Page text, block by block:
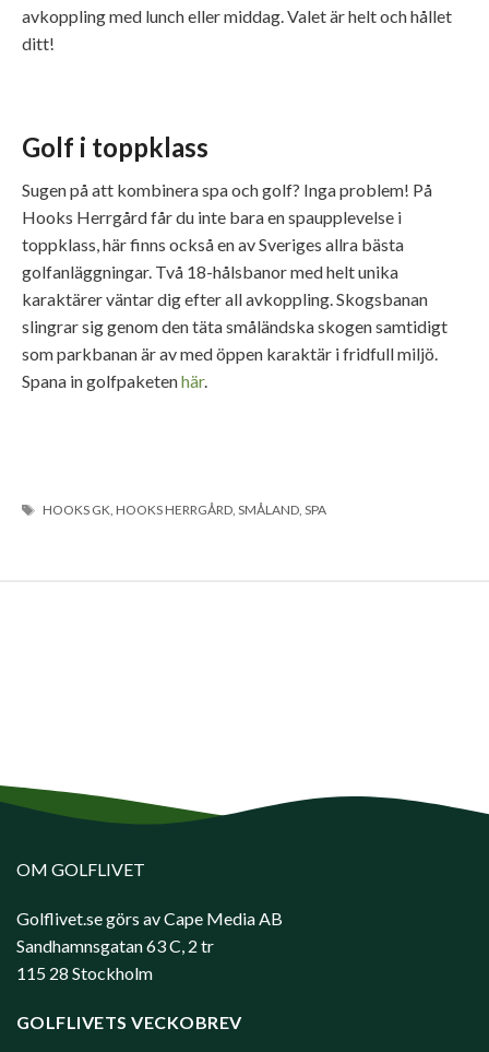
avkoppling med lunch eller middag. Valet är helt och hållet
ditt!
Golf i toppklass
Sugen på att kombinera spa och golf? Inga problem! På
Hooks Herrgård får du inte bara en spaupplevelse i
toppklass, här finns också en av Sveriges allra bästa
golfanläggningar. Två 18-hålsbanor med helt unika
karaktärer väntar dig efter all avkoppling. Skogsbanan
slingrar sig genom den täta småländska skogen samtidigt
som parkbanan är av med öppen karaktär i fridfull miljö.
Spana in golfpaketenhär.
ETIKETTER
HOOKS GK,HOOKS HERRGÅRD,SMÅLAND,SPA
OM GOLFLIVET
Golflivet.se görs av Cape Media AB
Sandhamnsgatan 63 C, 2 tr
115 28 Stockholm
GOLFLIVETS VECKOBREV